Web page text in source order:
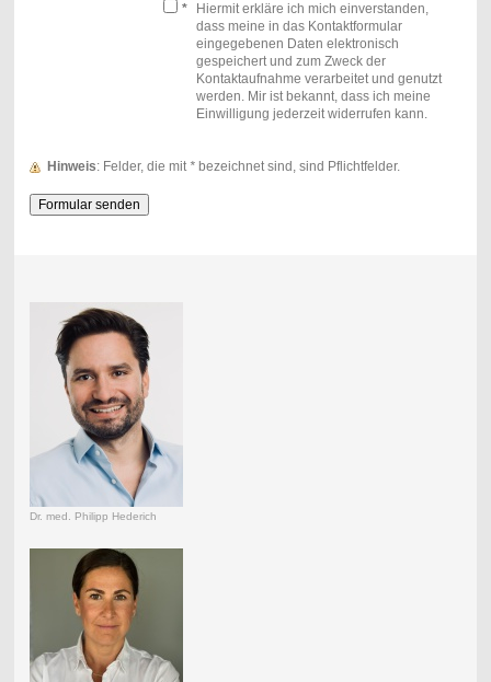
*
Hiermit erkläre ich mich einverstanden,
dass meine in das Kontaktformular
eingegebenen Daten elektronisch
gespeichert und zum Zweck der
Kontaktaufnahme verarbeitet und genutzt
werden. Mir ist bekannt, dass ich meine
Einwilligung jederzeit widerrufen kann.
Hinweis : Felder, die mit *bezeichnet sind, sind Pflichtfelder.
Dr. med. Philipp Hederich